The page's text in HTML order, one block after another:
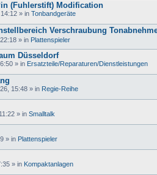
(Fuhlerstift) Modification
» in Tonbandgeräte
Verschraubung
» in Plattenspieler
Düsseldorf
» in Ersatzteile/Reparaturen/Dienstleistungen
15:48 » in Regie-Reihe
» in Smalltalk
» in Plattenspieler
» in Kompaktanlagen